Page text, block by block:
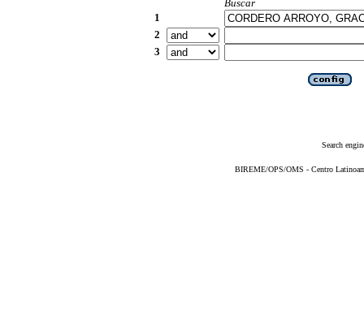
Buscar
1
2
3
Search
BIREME/OPS/OMS - Centro